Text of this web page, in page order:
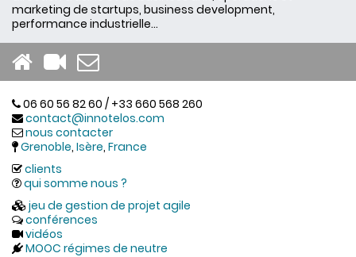
marketing de startups, business development,
performance industrielle...
06 60 56 82 60 / +33 660 568 260
contact@innotelos.com
nous contacter
Grenoble, Isère, France
clients
qui somme nous ?
jeu de gestion de projet agile
conférences
vidéos
MOOC régimes de neutre